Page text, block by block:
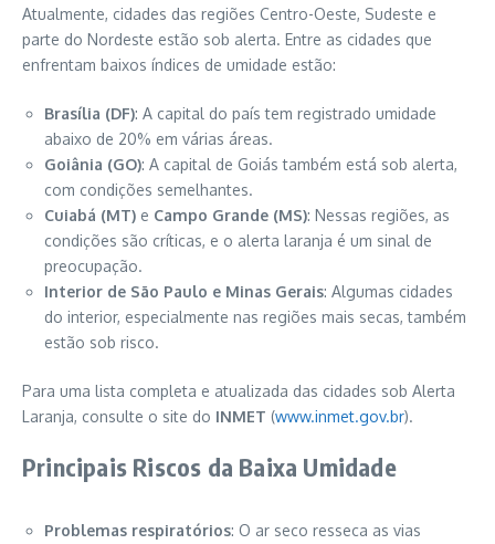
Atualmente, cidades das regiões Centro-Oeste, Sudeste e
parte do Nordeste estão sob alerta. Entre as cidades que
enfrentam baixos índices de umidade estão:
Brasília (DF): A capital do país tem registrado umidade
abaixo de 20% em várias áreas.
Goiânia (GO): A capital de Goiás também está sob alerta,
com condições semelhantes.
Cuiabá (MT) e Campo Grande (MS): Nessas regiões, as
condições são críticas, e o alerta laranja é um sinal de
preocupação.
Interior de São Paulo e Minas Gerais: Algumas cidades
do interior, especialmente nas regiões mais secas, também
estão sob risco.
Para uma lista completa e atualizada das cidades sob Alerta
Laranja, consulte o site do INMET (www.inmet.gov.br).
Principais Riscos da Baixa Umidade
Problemas respiratórios: O ar seco resseca as vias